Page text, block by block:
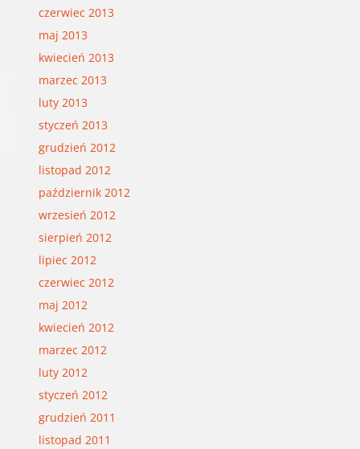
czerwiec 2013
maj 2013
kwiecień 2013
marzec 2013
luty 2013
styczeń 2013
grudzień 2012
listopad 2012
październik 2012
wrzesień 2012
sierpień 2012
lipiec 2012
czerwiec 2012
maj 2012
kwiecień 2012
marzec 2012
luty 2012
styczeń 2012
grudzień 2011
listopad 2011